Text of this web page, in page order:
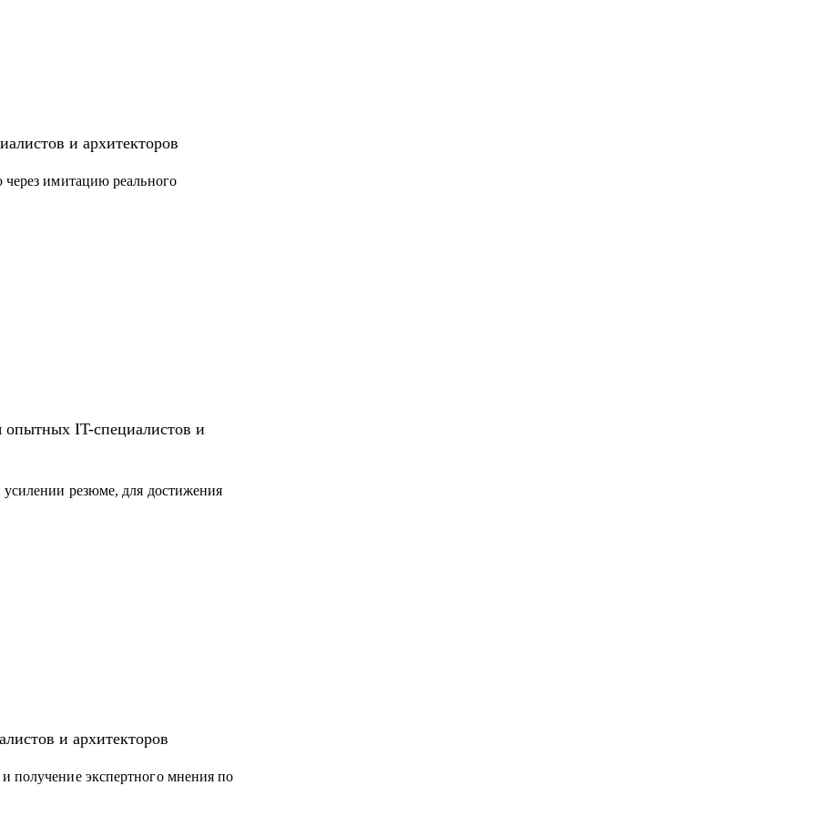
к собеседованиям.
и архитекторов
через имитацию реального
опытных IT-специалистов и
резюме, для достижения
и архитекторов
получение экспертного мнения по